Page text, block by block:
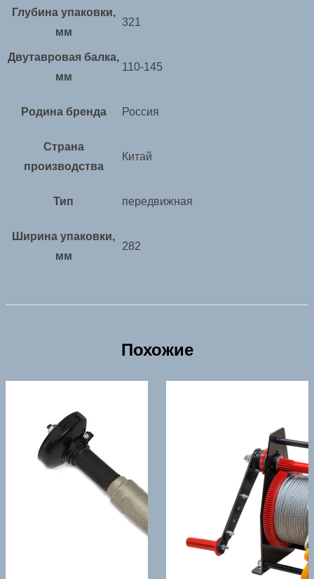
Глубина упаковки,
мм
321
Двутавровая балка,
мм
110-145
Родина бренда Россия
Страна
производства
Китай
Тип передвижная
Ширина упаковки,
мм
282
Похожие